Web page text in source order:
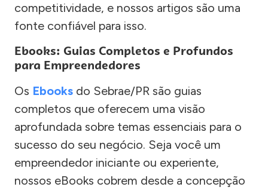
competitividade, e nossos artigos são uma
fonte confiável para isso.
Ebooks: Guias Completos e Profundos
para Empreendedores
Os Ebooks do Sebrae/PR são guias
completos que oferecem uma visão
aprofundada sobre temas essenciais para o
sucesso do seu negócio. Seja você um
empreendedor iniciante ou experiente,
nossos eBooks cobrem desde a concepção